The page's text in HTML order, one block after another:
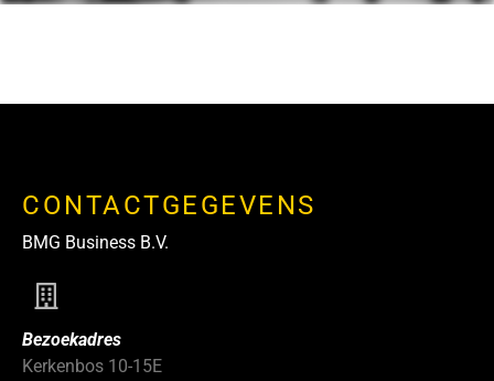
CONTACTGEGEVENS
BMG Business B.V.
Bezoekadres
Kerkenbos 10-15E